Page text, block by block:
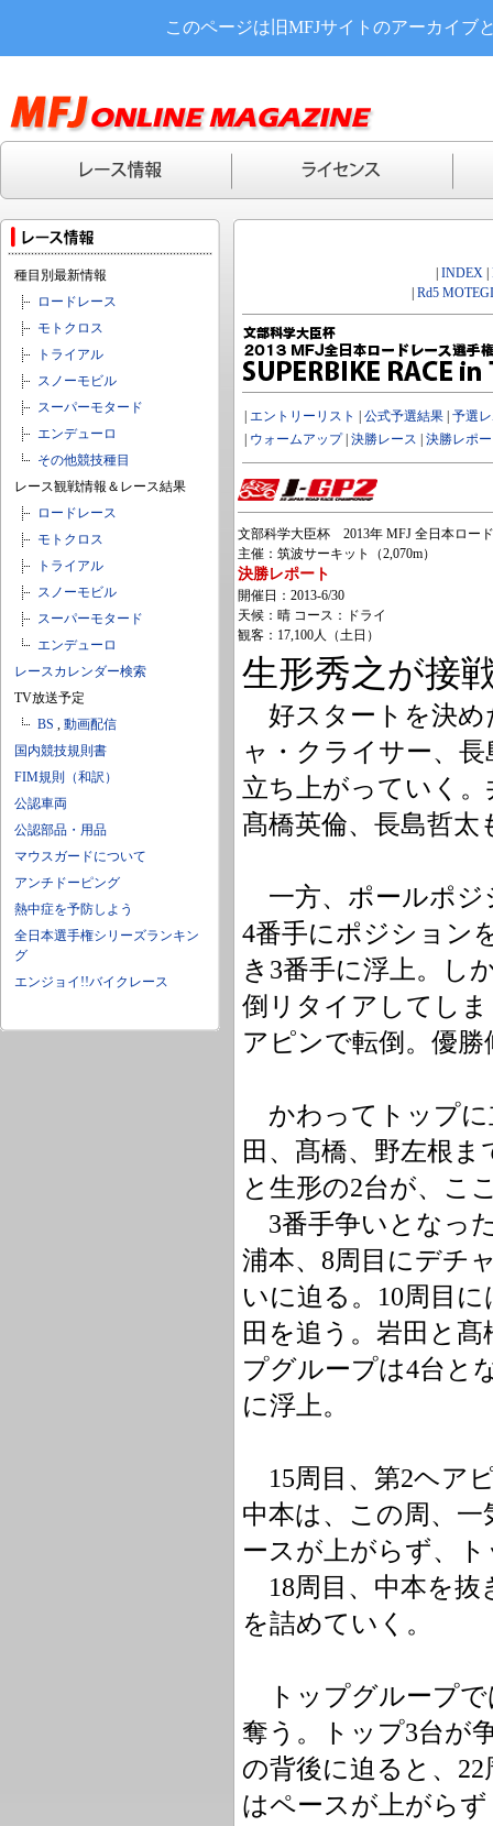
このページは旧MFJサイトのアーカイブ
種目別最新情報
ロードレース
モトクロス
トライアル
スノーモビル
スーパーモタード
エンデューロ
その他競技種目
レース観戦情報＆レース結果
ロードレース
モトクロス
トライアル
スノーモビル
スーパーモタード
エンデューロ
レースカレンダー検索
TV放送予定
BS , 動画配信
国内競技規則書
FIM規則（和訳）
公認車両
公認部品・用品
マウスガードについて
アンチドーピング
熱中症を予防しよう
全日本選手権シリーズランキン
グ
エンジョイ!!バイクレース
INDEX
Rd5
エントリーリスト 公式予選結果 予選
ウォームアップ| 決勝レース 決勝レポ
文部科学大臣杯 2013年 MFJ 全日本ロー
主催：筑波サーキット（2,070m）
決勝レポート
開催日：2013-6/30
天候：晴 コース：ドライ
観客：17,100人（土日）
生形秀之が接
好スタートを決め
ャ・クライサー、
立ち上がっていく
髙橋英倫、長島哲
一方、ポールポジ
4番手にポジション
き3番手に浮上。し
倒リタイアしてし
アピンで転倒。優
かわってトップに
田、髙橋、野左根
と生形の2台が、こ
3番手争いとなっ
浦本、8周目にデチ
いに迫る。10周目
田を追う。岩田と
プグループは4台と
に浮上。
15周目、第2ヘア
中本は、この周、
ースが上がらず、
18周目、中本を抜
を詰めていく。
トップグループで
奪う。トップ3台が
の背後に迫ると、
はペースが上がら